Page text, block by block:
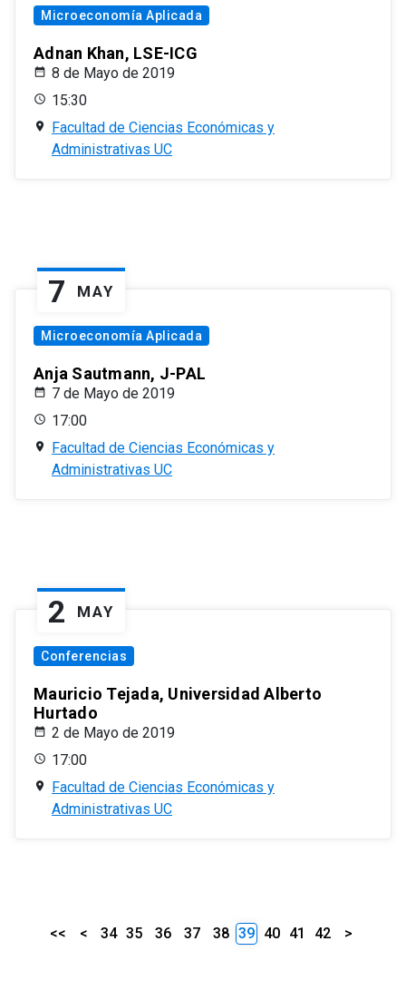
Microeconomía Aplicada
Adnan Khan, LSE-ICG
8 de Mayo de 2019
15:30
Facultad de Ciencias Económicas y
Administrativas UC
7 MAY
Microeconomía Aplicada
Anja Sautmann, J-PAL
7 de Mayo de 2019
17:00
Facultad de Ciencias Económicas y
Administrativas UC
2 MAY
Conferencias
Mauricio Tejada, Universidad Alberto
Hurtado
2 de Mayo de 2019
17:00
Facultad de Ciencias Económicas y
Administrativas UC
<< < 34 35 36 37 38 39 40 41 42 >